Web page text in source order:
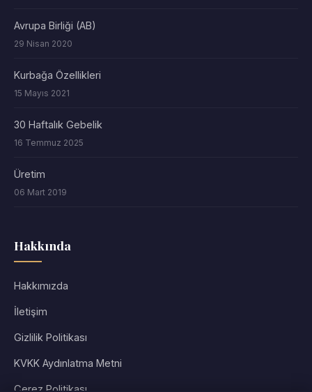
Avrupa Birliği (AB)
29 Nisan 2020
Kurbağa Özellikleri
15 Mayıs 2021
30 Haftalık Gebelik
16 Temmuz 2025
Üretim
06 Mart 2019
Hakkında
Hakkımızda
İletişim
Gizlilik Politikası
KVKK Aydınlatma Metni
Çerez Politikası